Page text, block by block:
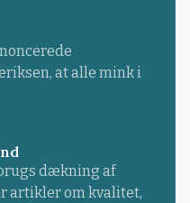
at alle mink i
dækning af
artikler om kvalitet,